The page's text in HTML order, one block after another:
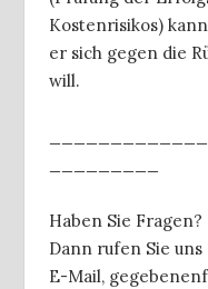
Kostenrisikos)
er sich gegen die
will.
Haben Sie Fragen?
Dann rufen Sie uns
E-Mail,